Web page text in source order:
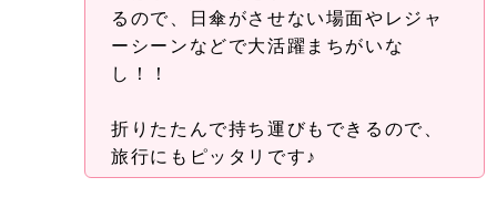
るので、日傘がさせない場面やレジャ
ーシーンなどで大活躍まちがいな
し！！
折りたたんで持ち運びもできるので、
旅行にもピッタリです♪